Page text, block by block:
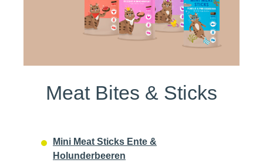
Meat Bites & Sticks
Mini Meat Sticks Ente &
Holunderbeeren